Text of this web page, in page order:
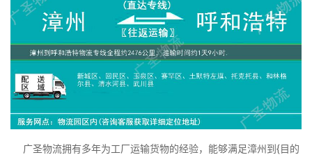
广圣物流拥有多年为工厂运输货物的经验，能够满足漳州到{目的